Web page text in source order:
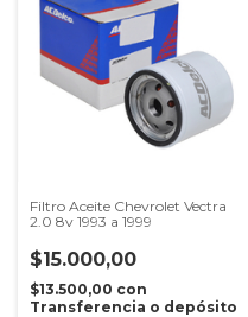
Filtro Aceite Chevrolet Vectra
2.0 8v 1993 a 1999
$15.000,00
$13.500,00 con
Transferencia o depósito